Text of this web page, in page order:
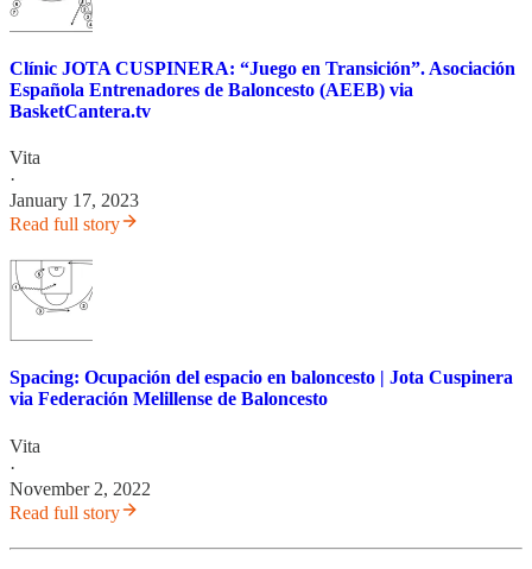
Clínic JOTA CUSPINERA: “Juego en Transición”. Asociación
Española Entrenadores de Baloncesto (AEEB) via
BasketCantera.tv
Vita
·
January 17, 2023
Read full story
Spacing: Ocupación del espacio en baloncesto | Jota Cuspinera
via Federación Melillense de Baloncesto
Vita
·
November 2, 2022
Read full story